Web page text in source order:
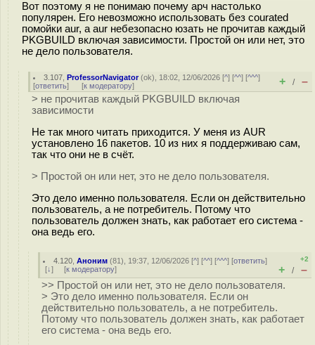
Вот поэтому я не понимаю почему арч настолько
популярен. Его невозможно использовать без courated
помойки aur, а aur небезопасно юзать не прочитав каждый
PKGBUILD включая зависимости. Простой он или нет, это
не дело пользователя.
3.107 ,ProfessorNavigator(ok), 18:02, 12/06/2026 [^] [^^] [^^^]
[ответить] [к модератору] + / –
> не прочитав каждый PKGBUILD включая
зависимости
Не так много читать приходится. У меня из AUR
установлено 16 пакетов. 10 из них я поддерживаю сам,
так что они не в счёт.
> Простой он или нет, это не дело пользователя.
Это дело именно пользователя. Если он действительно
пользователь, а не потребитель. Потому что
пользователь должен знать, как работает его система -
она ведь его.
4.120 ,Аноним (81), 19:37, 12/06/2026 [^] [^^] [^^^] [ответить]
[↓] [к модератору]
+2
+ / –
>> Простой он или нет, это не дело пользователя.
> Это дело именно пользователя. Если он
действительно пользователь, а не потребитель.
Потому что пользователь должен знать, как работает
его система - она ведь его.